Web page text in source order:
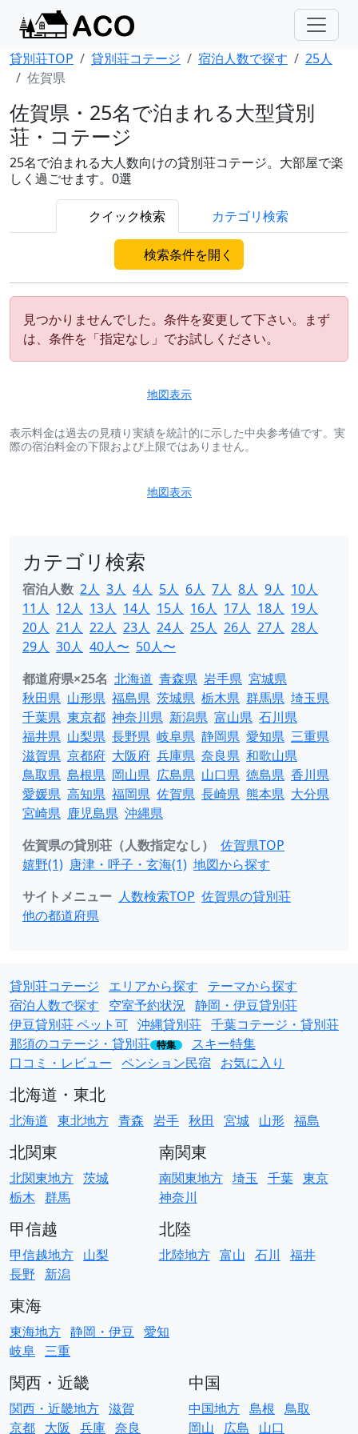
貸別荘TOP 貸別荘コテージ 宿泊人数で探す
25人
佐賀県
佐賀県・25名で泊まれる大型貸別
荘・コテージ
25名で泊まれる大人数向けの貸別荘コテージ。大部屋で楽
しく過ごせます。0選
クイック検索 カテゴリ検索
検索条件を開く
見つかりませんでした。条件を変更して下さい。まず
は、条件を「指定なし」でお試しください。
地図表示
表示料金は過去の見積り実績を統計的に示した中央参考値です。実
際の宿泊料金の下限および上限ではありません。
地図表示
カテゴリ検索
宿泊人数 2人 3人 4人 5人 6人 7人 8人 9人 10人
11人 12人 13人 14人 15人 16人 17人 18人 19人
20人 21人 22人 23人 24人 25人 26人 27人 28人
29人 30人 40人〜 50人〜
都道府県×25名 北海道 青森県 岩手県 宮城県
秋田県 山形県 福島県 茨城県 栃木県 群馬県 埼玉県
千葉県 東京都 神奈川県 新潟県 富山県 石川県
福井県 山梨県 長野県 岐阜県 静岡県 愛知県 三重県
滋賀県 京都府 大阪府 兵庫県 奈良県 和歌山県
鳥取県 島根県 岡山県 広島県 山口県 徳島県 香川県
愛媛県 高知県 福岡県 佐賀県 長崎県 熊本県 大分県
宮崎県 鹿児島県 沖縄県
佐賀県の貸別荘（人数指定なし）
佐賀県TOP
嬉野(1) 唐津・呼子・玄海(1) 地図から探す
サイトメニュー 人数検索TOP 佐賀県の貸別荘
他の都道府県
貸別荘コテージ エリアから探す
テーマから探す
宿泊人数で探す
空室予約状況 静岡・伊豆貸別荘
伊豆貸別荘 ペット可 沖縄貸別荘 千葉コテージ・貸別荘
那須のコテージ・貸別荘 特集
スキー特集
口コミ・レビュー ペンション民宿 お気に入り
北海道・東北
北海道 東北地方 青森 岩手 秋田 宮城 山形 福島
北関東
北関東地方 茨城
栃木 群馬
南関東
南関東地方 埼玉 千葉 東京
神奈川
甲信越
甲信越地方 山梨
長野
新潟
北陸
北陸地方 富山 石川 福井
東海
東海地方 静岡・伊豆 愛知
岐阜 三重
関西・近畿
関西・近畿地方 滋賀
京都 大阪 兵庫 奈良
中国
中国地方 島根 鳥取
岡山
広島 山口